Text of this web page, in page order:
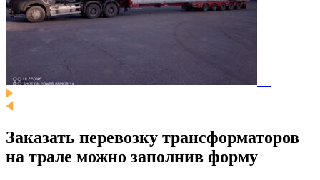
Заказать перевозку трансформаторов
на трале можно заполнив форму